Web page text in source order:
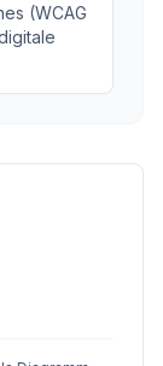
(WCAG